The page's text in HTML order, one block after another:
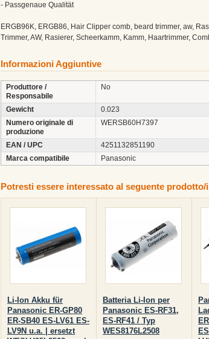
- Passgenaue Qualität
ERGB96K, ERGB86, Hair Clipper comb, beard trimmer, aw,
Trimmer, AW, Rasierer, Scheerkamm, Kamm, Haartrimmer,
Informazioni Aggiuntive
Produttore /
Responsabile
No
Gewicht
0.023
Numero originale di
produzione
WERSB60H7397
EAN / UPC
4251132851190
Marca compatibile
Panasonic
Potresti essere interessato al seguente prodotto/i
Li-Ion Akku für
Panasonic ER-GP80
ER-SB40 ES-LV61 ES-
LV9N u.a. | ersetzt
Batteria Li-Ion per
Panasonic ES-RF31,
ES-RF41 / Typ
WES8176L2508